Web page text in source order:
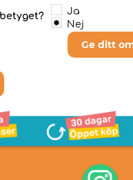
Ja
Nej
Ge ditt